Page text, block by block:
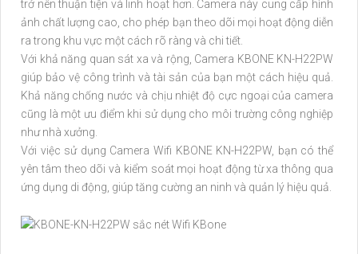
trở nên thuận tiện và linh hoạt hơn. Camera này cung cấp hình
ảnh chất lượng cao, cho phép bạn theo dõi mọi hoạt động diễn
ra trong khu vực một cách rõ ràng và chi tiết.
Với khả năng quan sát xa và rộng, Camera KBONE KN-H22PW
giúp bảo vệ công trình và tài sản của bạn một cách hiệu quả.
Khả năng chống nước và chịu nhiệt độ cực ngoại của camera
cũng là một ưu điểm khi sử dụng cho môi trường công nghiệp
như nhà xưởng.
Với việc sử dụng Camera Wifi KBONE KN-H22PW, bạn có thể
yên tâm theo dõi và kiểm soát mọi hoạt động từ xa thông qua
ứng dụng di động, giúp tăng cường an ninh và quản lý hiệu quả.